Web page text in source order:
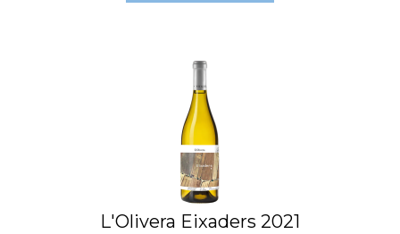
L'Olivera Eixaders 2021